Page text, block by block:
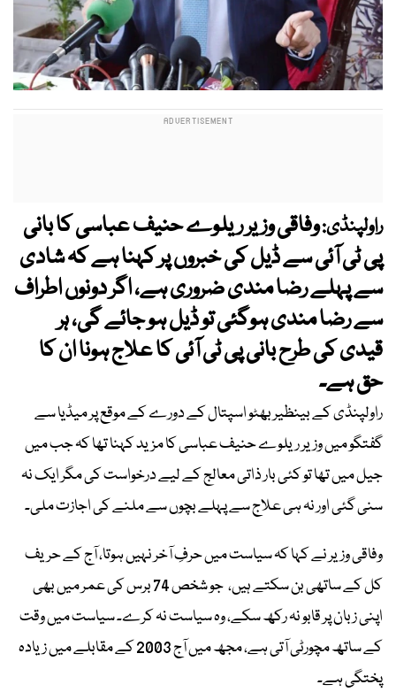
راولپنڈی:وفاقی وزیر ریلوے حنیف عباسی کا بانی
پی ٹی آئی سے ڈیل کی خبروں پر کہنا ہے کہ شادی
سے پہلے رضا مندی ضروری ہے، اگر دونوں اطراف
سے رضا مندی ہوگئی تو ڈیل ہو جائے گی، ہر
قیدی کی طرح بانی پی ٹی آئی کا علاج ہونا ان کا
حق ہے۔
راولپنڈی کے بینظیر بھٹو اسپتال کے دورے کے موقع پر میڈیا سے
گفتگو میں وزیر ریلوے حنیف عباسی کا مزید کہنا تھا کہ جب میں
جیل میں تھا تو کئی بار ذاتی معالج کے لیے درخواست کی مگر ایک نہ
سنی گئی اور نہ ہی علاج سے پہلے بچوں سے ملنے کی اجازت ملی۔
وفاقی وزیر نے کہا کہ سیاست میں حرفِ آخر نہیں ہوتا، آج کے حریف
کل کے ساتھی بن سکتے ہیں، جو شخص 74 برس کی عمر میں بھی
اپنی زبان پر قابو نہ رکھ سکے، وہ سیاست نہ کرے۔ سیاست میں وقت
کے ساتھ مچورٹی آتی ہے، مجھ میں آج 2003 کے مقابلے میں زیادہ
پختگی ہے۔